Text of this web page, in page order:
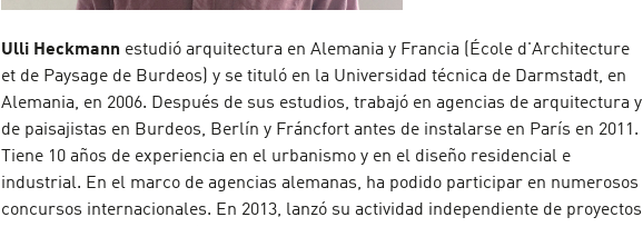
Ulli Heckmann estudió arquitectura en Alemania y Francia (École d'Architecture
et de Paysage de Burdeos) y se tituló en la Universidad técnica de Darmstadt, en
Alemania, en 2006. Después de sus estudios, trabajó en agencias de arquitectura y
de paisajistas en Burdeos, Berlín y Fráncfort antes de instalarse en París en 2011.
Tiene 10 años de experiencia en el urbanismo y en el diseño residencial e
industrial. En el marco de agencias alemanas, ha podido participar en numerosos
concursos internacionales. En 2013, lanzó su actividad independiente de proyectos